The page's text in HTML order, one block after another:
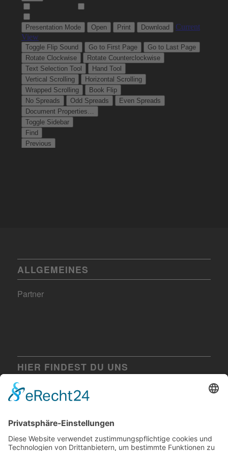
ALLGEMEINES
Partner
HIER FINDEST DU UNS
Villa Max Ehingen
89584 Ehingen
Tel. 07391 7708850